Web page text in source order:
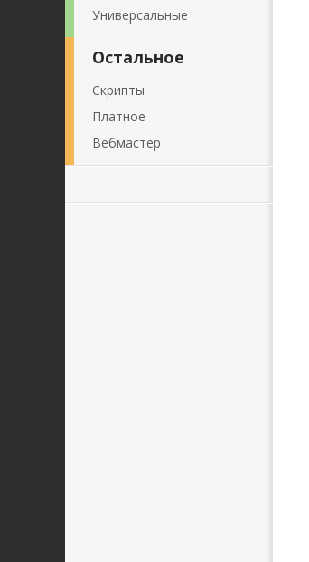
Универсальные
Остальное
Скрипты
Платное
Вебмастер